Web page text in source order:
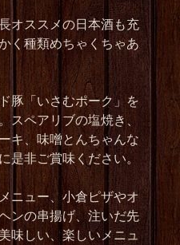
オススメの日本酒も充
く種類めちゃくちゃあ
豚「いさむポーク」を
スペアリブの塩焼き、
キ、味噌とんちゃんな
是非ご賞味ください。
ニュー、小倉ピザやオ
ンの串揚げ、注いだ先
味しい、楽しいメニュ